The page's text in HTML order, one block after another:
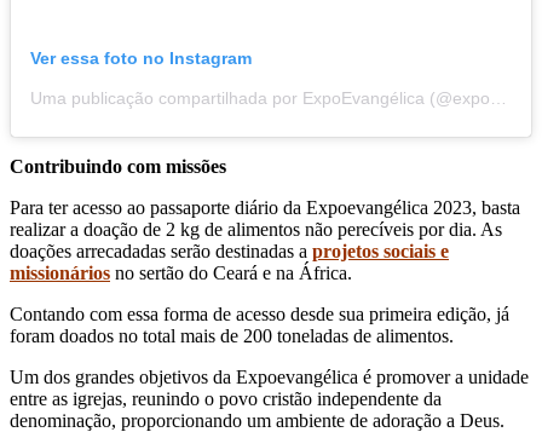
Ver essa foto no Instagram
Contribuindo com missões
Para ter acesso ao passaporte diário da Expoevangélica 2023, basta
realizar a doação de 2 kg de alimentos não perecíveis por dia. As
doações arrecadadas serão destinadas a projetos sociais e
missionários no sertão do Ceará e na África.
Contando com essa forma de acesso desde sua primeira edição, já
foram doados no total mais de 200 toneladas de alimentos.
Um dos grandes objetivos da Expoevangélica é promover a unidade
entre as igrejas, reunindo o povo cristão independente da
denominação, proporcionando um ambiente de adoração a Deus.